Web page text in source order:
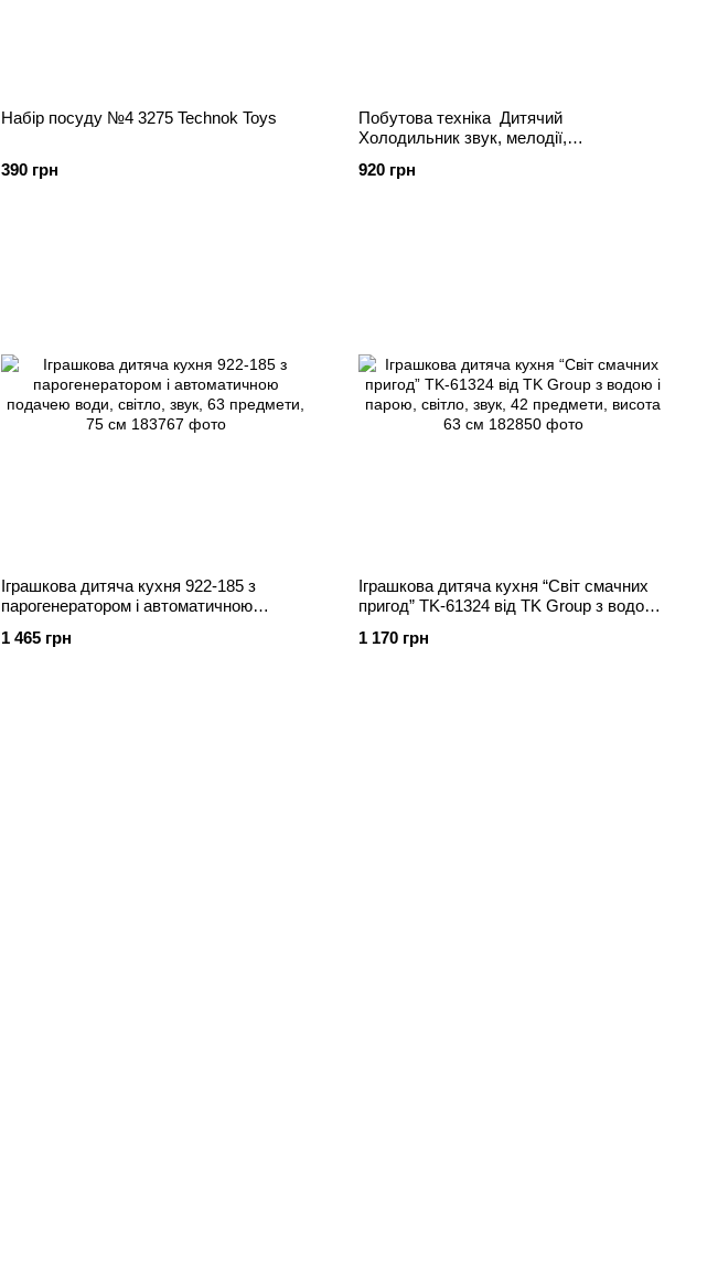
Набір посуду №4 3275 Technok Toys
390 грн
Побутова техніка Дитячий
Холодильник звук, мелодії,
полички 151402
920 грн
Іграшкова дитяча кухня 922-185 з
парогенератором і автоматичною
предмети, 75 см
1 465 грн
Іграшкова дитяча кухня “Світ смачних
пригод” TK-61324 від TK Group з водою і
висота 63 см
1 170 грн